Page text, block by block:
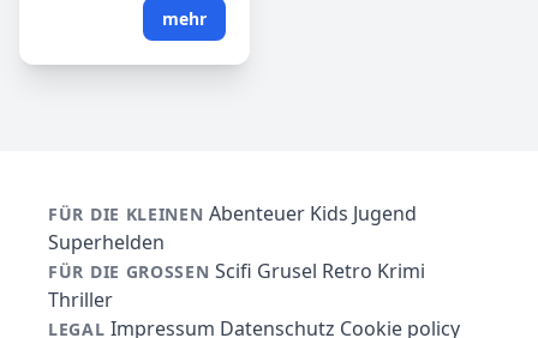
mehr
FÜR DIE KLEINEN Abenteuer Kids Jugend
Superhelden
FÜR DIE GROSSEN Scifi Grusel Retro Krimi
Thriller
LEGAL Impressum Datenschutz Cookie policy